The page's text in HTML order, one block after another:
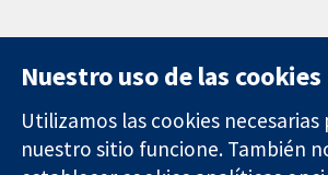
11-13 Cavendish
Nuestro uso de las cookies
Utilizamos las cookies necesarias
nuestro sitio funcione. También